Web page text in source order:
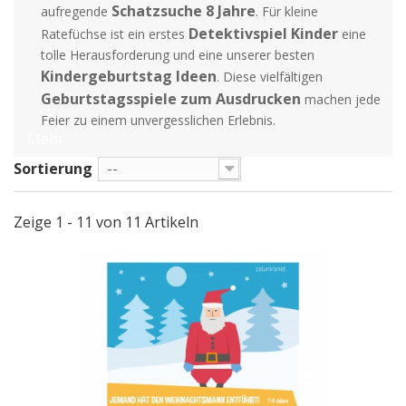
aufregende Schatzsuche 8 Jahre. Für kleine
Ratefüchse ist ein erstes Detektivspiel Kinder eine
tolle Herausforderung und eine unserer besten
Kindergeburtstag Ideen. Diese vielfältigen
Geburtstagsspiele zum Ausdrucken machen jede
Feier zu einem unvergesslichen Erlebnis.
Sortierung
--
Zeige 1 - 11 von 11 Artikeln